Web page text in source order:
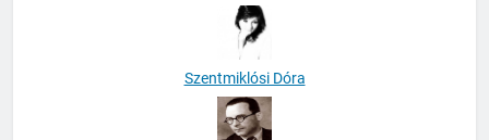
Szentmiklósi Dóra